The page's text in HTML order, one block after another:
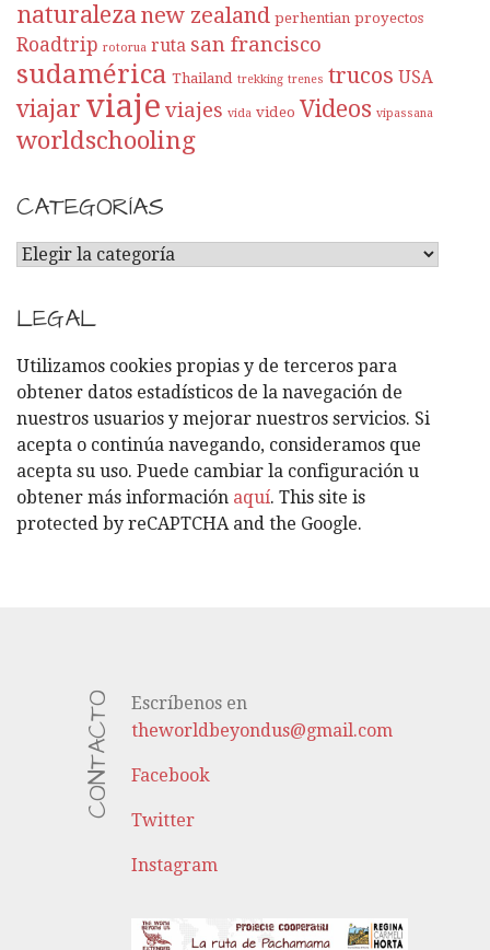
naturalezanew zealand perhentian proyectos
Roadtrip rotorua ruta san francisco
sudamérica Thailand trekking trenes trucos USA
viajar viaje viajes vida video Videos vipassana
worldschooling
CATEGORÍAS
C
T
E
G
O
R
Í
A
S
LEGAL
Utilizamos cookies propias y de terceros para
obtener datos estadísticos de la navegación de
nuestros usuarios y mejorar nuestros servicios. Si
acepta o continúa navegando, consideramos que
acepta su uso. Puede cambiar la configuración u
obtener más información aquí. This site is
protected by reCAPTCHA and the Google.
CONTACTO
Escríbenos en
theworldbeyondus@gmail.com
Facebook
Twitter
Instagram